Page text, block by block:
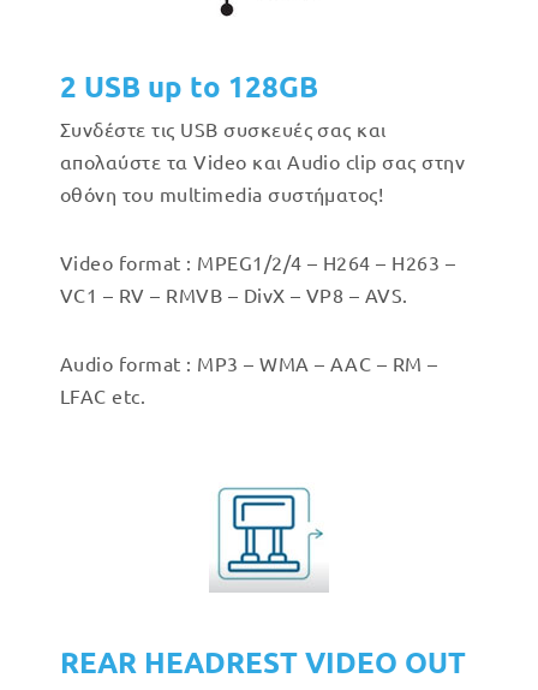
2 USB up to 128GB
Συνδέστε τις USB συσκευές σας και
απολαύστε τα Video και Audio clip σας στην
οθόνη του multimedia συστήματος!
Video format : MPEG1/2/4 – H264 – H263 –
VC1 – RV – RMVB – DivX – VP8 – AVS.
Audio format : MP3 – WMA – AAC – RM –
LFAC etc.
REAR HEADREST VIDEO OUT